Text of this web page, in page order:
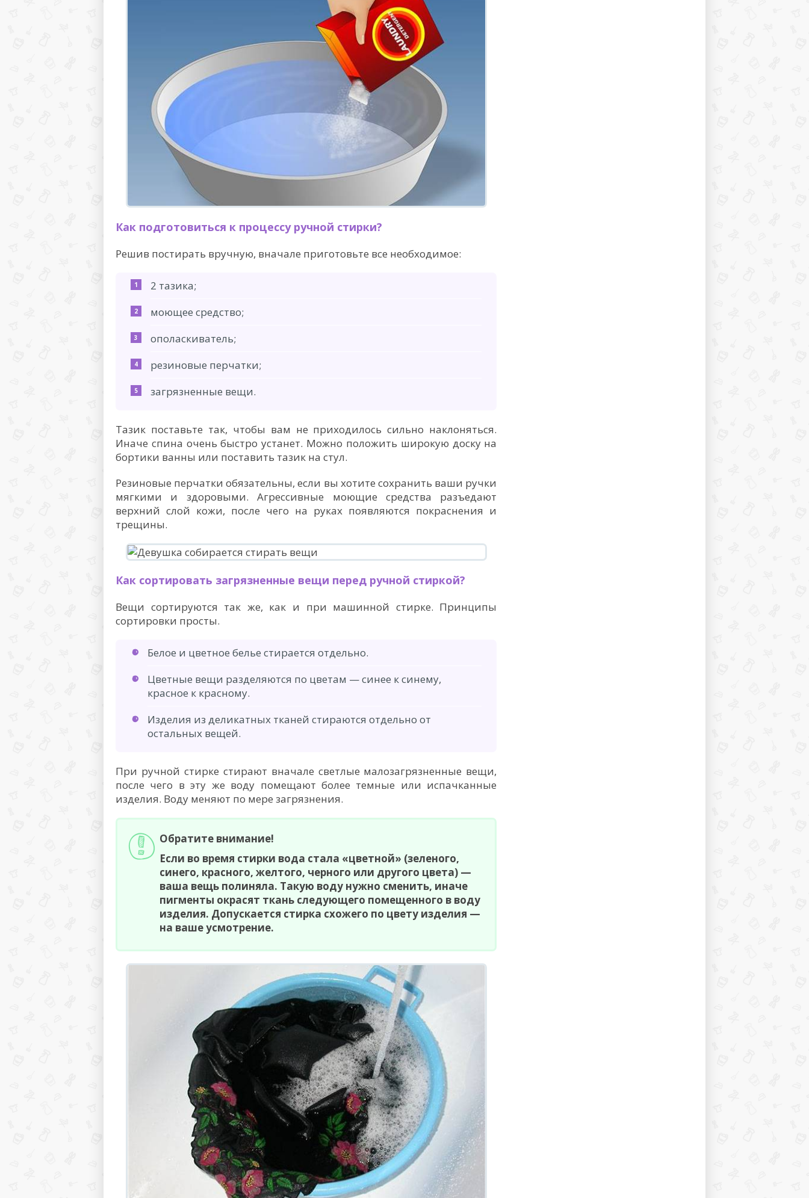
Как подготовиться к процессу ручной стирки?
Решив постирать вручную, вначале приготовьте все необходимое:
2 тазика;
моющее средство;
ополаскиватель;
резиновые перчатки;
загрязненные вещи.
Тазик поставьте так, чтобы вам не приходилось сильно наклоняться.
Иначе спина очень быстро устанет. Можно положить широкую доску на
бортики ванны или поставить тазик на стул.
Резиновые перчатки обязательны, если вы хотите сохранить ваши ручки
мягкими и здоровыми. Агрессивные моющие средства разъедают
верхний слой кожи, после чего на руках появляются покраснения и
трещины.
Как сортировать загрязненные вещи перед ручной стиркой?
Вещи сортируются так же, как и при машинной стирке. Принципы
сортировки просты.
Белое и цветное белье стирается отдельно.
Цветные вещи разделяются по цветам — синее к синему,
красное к красному.
Изделия из деликатных тканей стираются отдельно от
остальных вещей.
При ручной стирке стирают вначале светлые малозагрязненные вещи,
после чего в эту же воду помещают более темные или испачканные
изделия. Воду меняют по мере загрязнения.
Обратите внимание!
Если во время стирки вода стала «цветной» (зеленого,
синего, красного, желтого, черного или другого цвета) —
ваша вещь полиняла. Такую воду нужно сменить, иначе
пигменты окрасят ткань следующего помещенного в воду
изделия. Допускается стирка схожего по цвету изделия —
на ваше усмотрение.